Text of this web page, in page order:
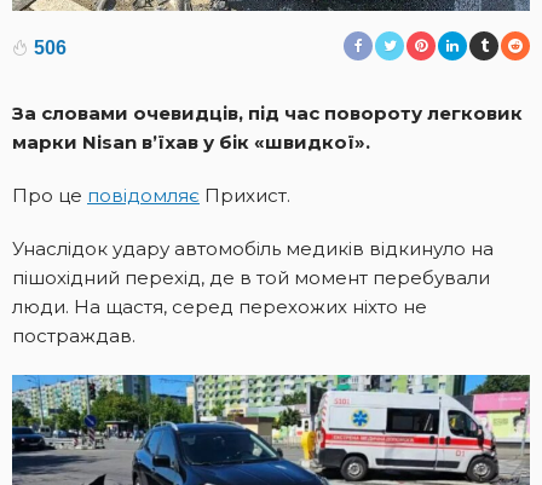
506
За словами очевидців, під час повороту легковик
марки Nisan в’їхав у бік «швидкої».
Про це повідомляє Прихист.
Унаслідок удару автомобіль медиків відкинуло на
пішохідний перехід, де в той момент перебували
люди. На щастя, серед перехожих ніхто не
постраждав.